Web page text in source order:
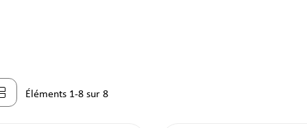
Éléments 1-8 sur 8